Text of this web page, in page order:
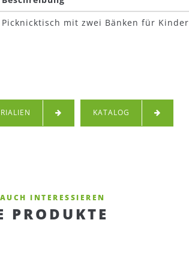
Picknicktisch mit zwei Bänken für Kinder
KATALOG
INTERESSIEREN
PRODUKTE